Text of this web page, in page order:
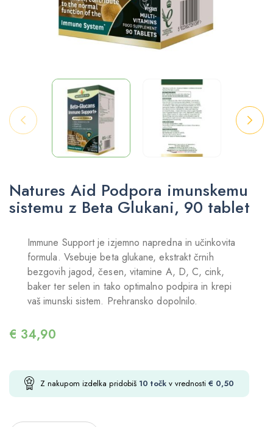
Natures Aid Podpora imunskemu
sistemu z Beta Glukani, 90 tablet
Immune Support je izjemno napredna in učinkovita
formula. Vsebuje beta glukane, ekstrakt črnih
bezgovih jagod, česen, vitamine A, D, C, cink,
baker ter selen in tako optimalno podpira in krepi
vaš imunski sistem. Prehransko dopolnilo.
€ 34,90
Z nakupom izdelka pridobiš 10 točkv vrednosti € 0,50